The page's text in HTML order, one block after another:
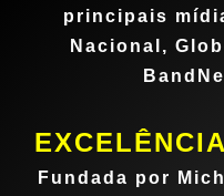
principais
Nacional,
Fundada por